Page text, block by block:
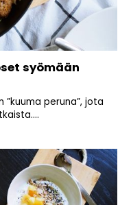
syömään
peruna”, jota